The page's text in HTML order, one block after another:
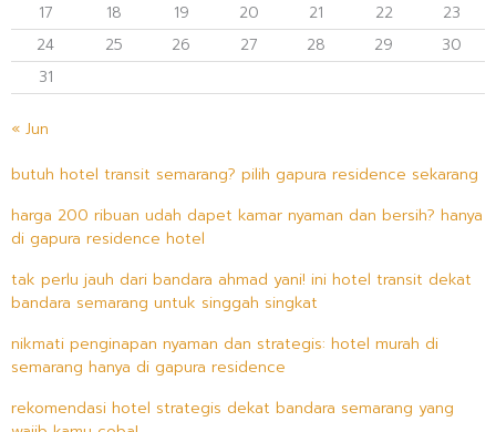
17
18 19 20 21 22
23
24
25 26 27 28 29
30
31
« Jun
butuh hotel transit semarang? pilih gapura residence sekarang
harga 200 ribuan udah dapet kamar nyaman dan bersih? hanya
di gapura residence hotel
tak perlu jauh dari bandara ahmad yani! ini hotel transit dekat
bandara semarang untuk singgah singkat
nikmati penginapan nyaman dan strategis: hotel murah di
semarang hanya di gapura residence
rekomendasi hotel strategis dekat bandara semarang yang